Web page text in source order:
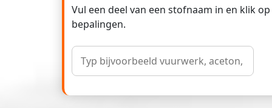
Vul een deel van een stofnaam in en klik
bepalingen.